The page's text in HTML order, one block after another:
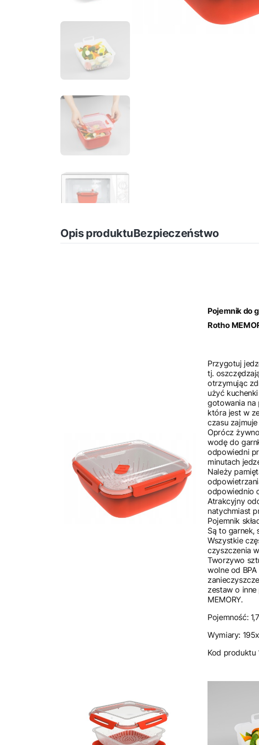
Opis produktuBezpieczeństwo
Pojemnik do
Rotho
Przygotuj
tj.
otrzymując
użyć
gotowania na
która jest w
czasu
Oprócz
wodę do
odpowiedni
minutach
Należy
odpowiednio
Atrakcyjny
natychmiast
Pojemnik
Są to garnek,
Wszystkie
czyszczenia
Tworzywo
wolne od
zestaw o
MEMORY.
Pojemność:
Wymiary:
Kod produktu